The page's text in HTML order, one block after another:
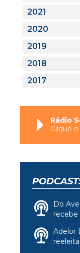
2021
2020
2019
2018
2017
Rádio
Clique
Do
recebe
Adelor